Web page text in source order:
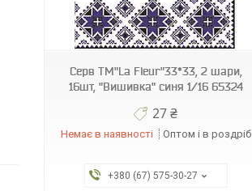
Серв ТМ"La Fleur"33*33, 2 шари,
16шт, "Вишивка" синя 1/16 65324
27 ₴
Немає в наявності Оптом і в роздріб
+380 (67) 575-30-27
4820212006463